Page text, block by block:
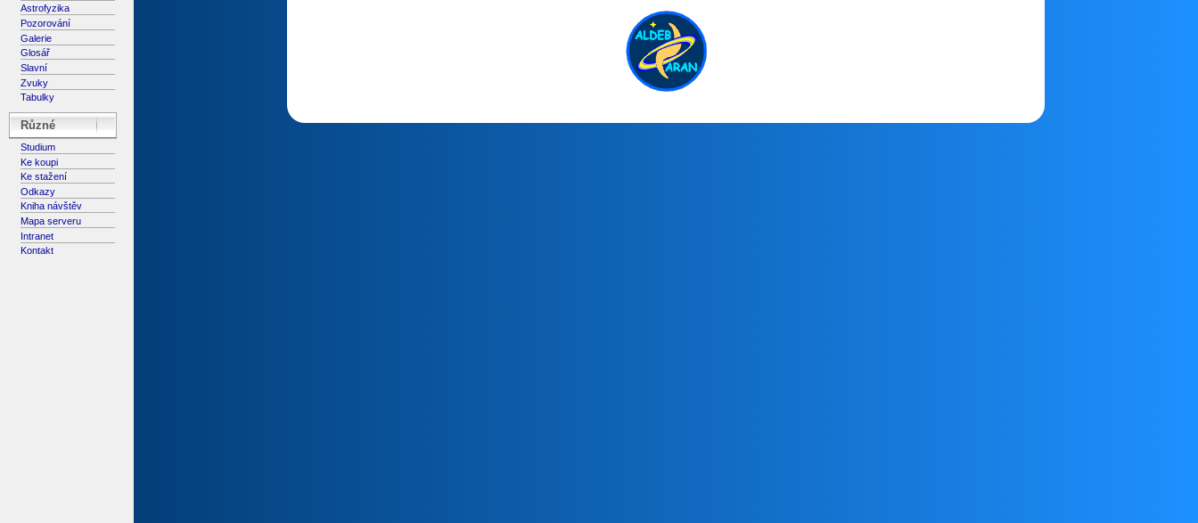
Astrofyzika
Pozorování
Galerie
Glosář
Slavní
Zvuky
Tabulky
Různé
Studium
Ke koupi
Ke stažení
Odkazy
Kniha návštěv
Mapa serveru
Intranet
Kontakt